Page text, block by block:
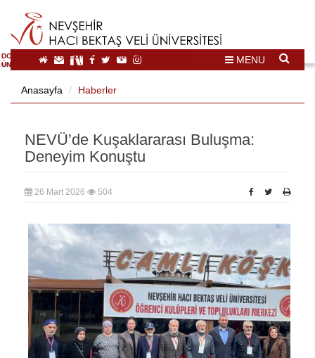
DOĞAL VE KÜLTÜREL MİRAS TURİZMİ İHTİSASLAŞMA
ÜNİVERSİTESİ
MENU
Anasayfa Haberler
NEVÜ’de Kuşaklararası Buluşma:
Deneyim Konuştu
26 Mart 2026 504